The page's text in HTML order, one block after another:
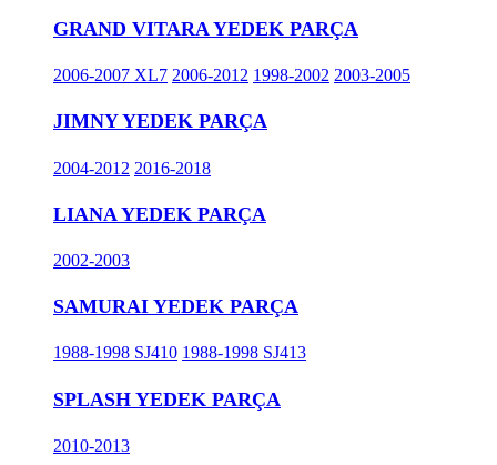
GRAND VITARA YEDEK PARÇA
2006-2007 XL7 2006-2012 1998-2002 2003-2005
JIMNY YEDEK PARÇA
2004-2012 2016-2018
LIANA YEDEK PARÇA
2002-2003
SAMURAI YEDEK PARÇA
1988-1998 SJ410 1988-1998 SJ413
SPLASH YEDEK PARÇA
2010-2013